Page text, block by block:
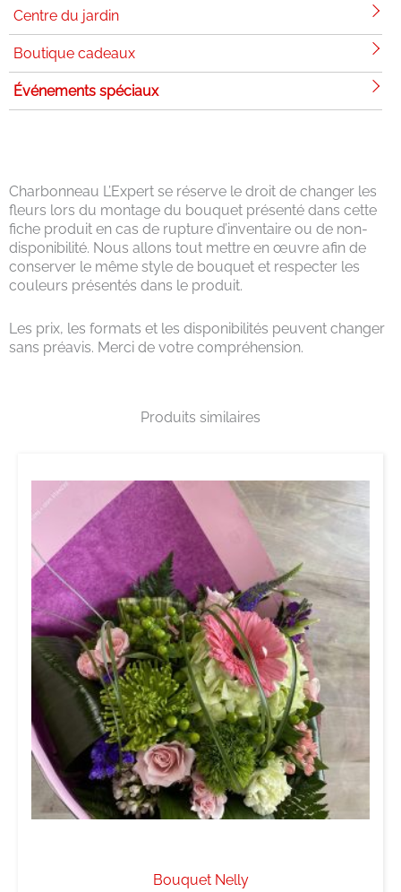
Centre du jardin
Boutique cadeaux
Événements spéciaux
Charbonneau L’Expert se réserve le droit de changer les
fleurs lors du montage du bouquet présenté dans cette
fiche produit en cas de rupture d’inventaire ou de non-
disponibilité. Nous allons tout mettre en œuvre afin de
conserver le même style de bouquet et respecter les
couleurs présentés dans le produit.
Les prix, les formats et les disponibilités peuvent changer
sans préavis. Merci de votre compréhension.
Produits similaires
Bouquet Nelly